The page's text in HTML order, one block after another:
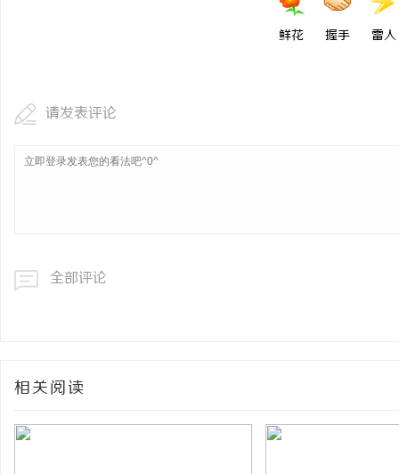
鲜花 握手 雷人
请发表评论
全部评论
相关阅读